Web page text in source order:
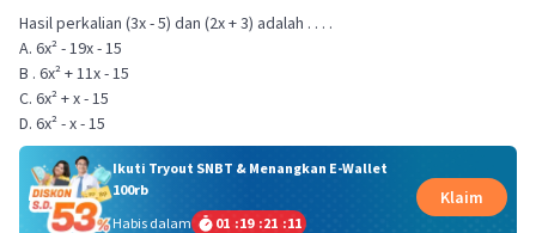
Hasil perkalian (3x - 5) dan (2x + 3) adalah . . . .
A. 6x² - 19x - 15
B . 6x² + 11x - 15
C. 6x² + x - 15
D. 6x² - x - 15
Ikuti Tryout SNBT & Menangkan E-Wallet
100rb
Habis dalam
01 :19 :21 :11
Klaim